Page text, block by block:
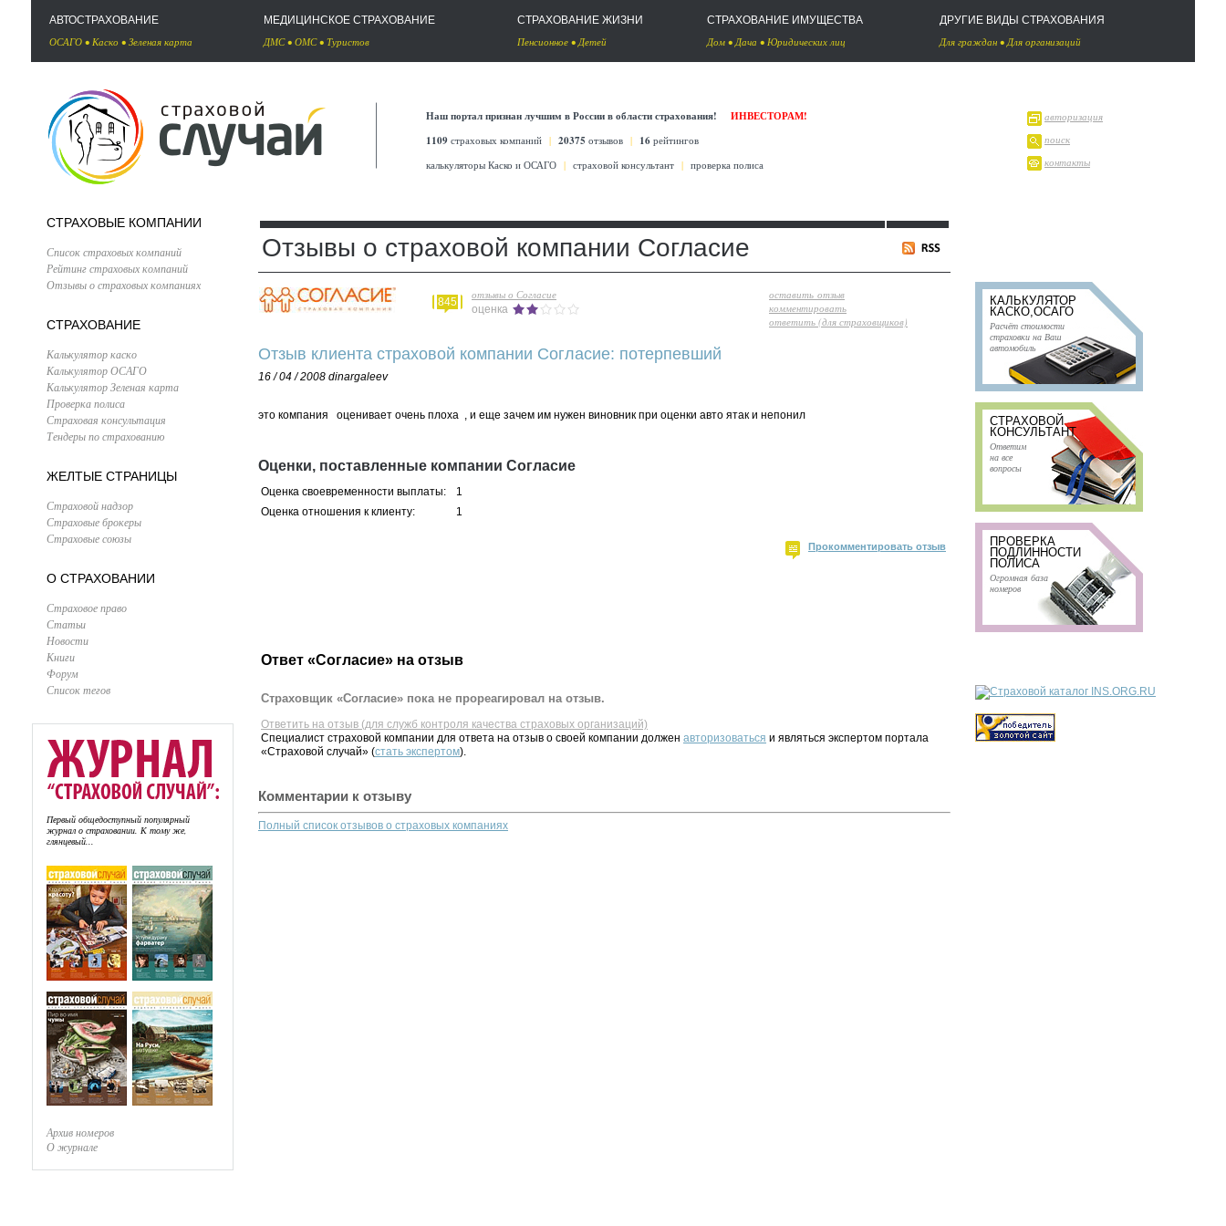
АВТОСТРАХОВАНИЕ
ОСАГО • Каско • Зеленая карта
МЕДИЦИНСКОЕ СТРАХОВАНИЕ
ДМС• ОМС• Туристов
СТРАХОВАНИЕ ЖИЗНИ
Пенсионное •Детей
СТРАХОВАНИЕ ИМУЩЕСТВА
Дом •Дача • Юридических лиц
ДРУГИЕ ВИДЫ СТРАХОВАНИЯ
Для граждан •Для организаций
Наш портал признан лучшим в России в области страхования!
ИНВЕСТОРАМ!
1109 страховых компаний | 20375 отзывов | 16 рейтингов
калькуляторы Каско и ОСАГО | страховой консультант | проверка полиса
авторизация
поиск
контакты
СТРАХОВЫЕ КОМПАНИИ
Список страховых компаний
Рейтинг страховых компаний
Отзывы о страховых компаниях
СТРАХОВАНИЕ
Калькулятор каско
Калькулятор ОСАГО
Калькулятор Зеленая карта
Проверка полиса
Страховая консультация
Тендеры по страхованию
ЖЕЛТЫЕ СТРАНИЦЫ
Страховой надзор
Страховые брокеры
Страховые союзы
О СТРАХОВАНИИ
Страховое право
Статьи
Новости
Книги
Форум
Список тегов
Первый общедоступный популярный
журнал о страховании. К тому же,
глянцевый...
Архив номеров
О журнале
Отзывы о страховой компании Согласие
845
отзывы о Согласие
оценка
оставить отзыв
комментировать
ответить (для страховщиков)
Отзыв клиента страховой компании Согласие: потерпевший
16 / 04 / 2008 dinargaleev
это компания оценивает очень плоха , и еще зачем им нужен виновник при оценки авто ятак и непонил
Оценки, поставленные компании Согласие
Оценка своевременности выплаты:
1
Оценка отношения к клиенту:
1
Прокомментировать отзыв
Ответ «Согласие» на отзыв
Страховщик «Согласие» пока не прореагировал на отзыв.
Ответить на отзыв (для служб контроля качества страховых организаций)
Специалист страховой компании для ответа на отзыв о своей компании должен авторизоваться и являться экспертом портала
«Страховой случай» (стать экспертом).
Комментарии к отзыву
Полный список отзывов о страховых компаниях
КАЛЬКУЛЯТОР
КАСКО,ОСАГО
Расчёт стоимости
страховки на Ваш
автомобиль
СТРАХОВОЙ
КОНСУЛЬТАНТ
Ответим
на все
вопросы
ПРОВЕРКА
ПОДЛИННОСТИ
ПОЛИСА
Огромная база
номеров